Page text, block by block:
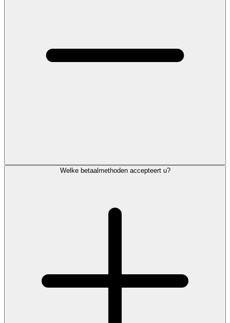
Welke betaalmethoden accepteert u?